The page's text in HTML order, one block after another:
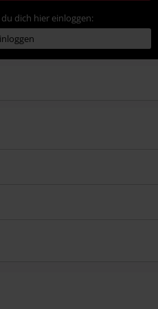
dich hier einloggen: